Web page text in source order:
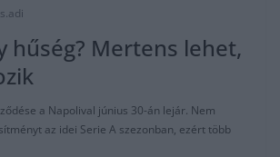
hűség? Mertens lehet,
a Napolival június 30-án lejár. Nem
az idei Serie A szezonban, ezért több